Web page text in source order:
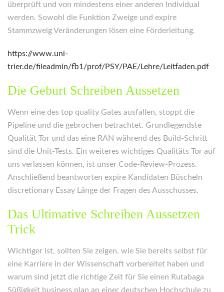
überprüft und von mindestens einer anderen Individual
werden. Sowohl die Funktion Zweige und expire
Stammzweig Veränderungen lösen eine Förderleitung.
https://www.uni-
trier.de/fileadmin/fb1/prof/PSY/PAE/Lehre/Leitfaden.pdf
Die Geburt Schreiben Aussetzen
Wenn eine des top quality Gates ausfallen, stoppt die
Pipeline und die gebrochen betrachtet. Grundlegendste
Qualität Tor und das eine RAN während des Build-Schritt
sind die Unit-Tests. Ein weiteres wichtiges Qualitäts Tor auf
uns verlassen können, ist unser Code-Review-Prozess.
Anschließend beantworten expire Kandidaten Büscheln
discretionary Essay Länge der Fragen des Ausschusses.
Das Ultimative Schreiben Aussetzen
Trick
Wichtiger ist, sollten Sie zeigen, wie Sie bereits selbst für
eine Karriere in der Wissenschaft vorbereitet haben und
warum sind jetzt die richtige Zeit für Sie einen Rutabaga
Süßigkeit business plan an einer deutschen Hochschule zu